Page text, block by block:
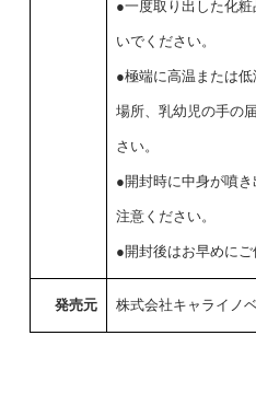
●一度取り出した化
いでください。
●極端に高温または
場所、乳幼児の手の
さい。
●開封時に中身が噴
注意ください。
●開封後はお早めにご
発売元 株式会社キャライノ